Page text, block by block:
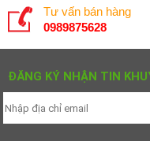
Tư vấn bán hàng
0989875628
ĐĂNG KÝ NHẬN TIN